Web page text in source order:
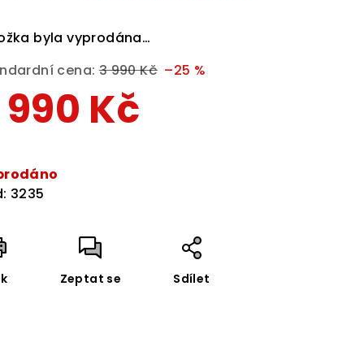
byla vyprodána…
cena: 3 990 Kč –25 %
990 Kč
3235
Zeptat se Sdílet